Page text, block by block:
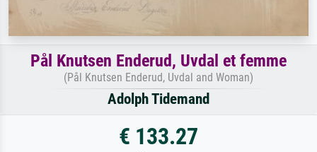
Pål Knutsen Enderud, Uvdal et femme
(Pål Knutsen Enderud, Uvdal and Woman)
Adolph Tidemand
€ 133.27